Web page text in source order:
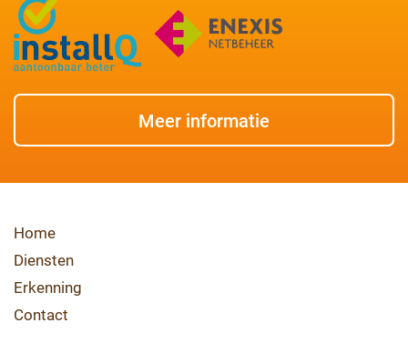
Meer informatie
Home
Diensten
Erkenning
Contact